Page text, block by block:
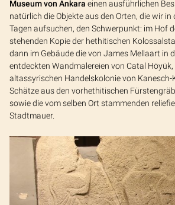
Museum von Ankara einen ausführlichen
natürlich die Objekte aus den Orten, die wir
Tagen aufsuchen, den Schwerpunkt: im Hof
stehenden Kopie der hethitischen
dann im Gebäude die von James Mellaart in
entdeckten Wandmalereien von Catal
altassyrischen Handelskolonie von Kanesch-
Schätze aus den vorhethitischen
sowie die vom selben Ort stammenden
Stadtmauer.